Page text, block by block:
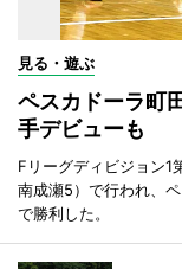
見る・遊ぶ
ペスカドーラ町
手デビューも
Fリーグディビジョン1
南成瀬5）で行われ、
で勝利した。